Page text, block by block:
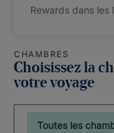
Rewards dans les
CHAMBRES
Choisissez la
votre voyage
Toutes les